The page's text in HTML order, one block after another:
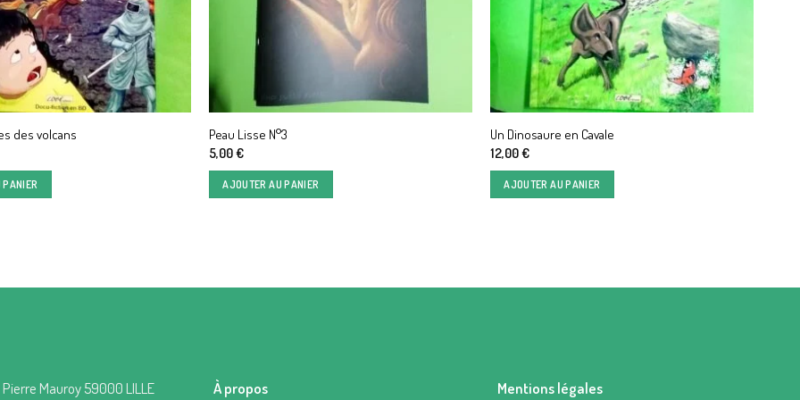
des volcans
Peau Lisse N°3
5,00€
AJOUTER AU PANIER
Un Dinosaure en Cavale
12,00€
AJOUTER AU PANIER
Mauroy 59000 LILLE À propos Mentions légales